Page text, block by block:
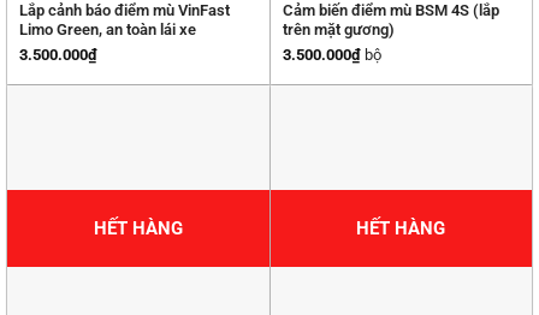
Lắp cảnh báo điểm mù VinFast
Limo Green, an toàn lái xe
3.500.000₫
Cảm biến điểm mù BSM 4S (lắp
trên mặt gương)
3.500.000₫bộ
HẾT HÀNG HẾT HÀNG